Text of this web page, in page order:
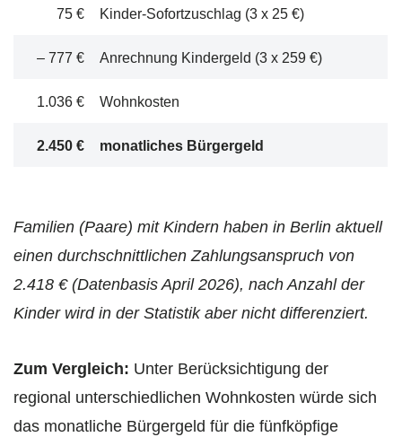
75 € Kinder-Sofortzuschlag (3 x 25 €)
– 777 € Anrechnung Kindergeld (3 x 259 €)
1.036 € Wohnkosten
2.450 € monatliches Bürgergeld
Familien (Paare) mit Kindern haben in Berlin aktuell
einen durchschnittlichen Zahlungsanspruch von
2.418 € (Datenbasis April 2026), nach Anzahl der
Kinder wird in der Statistik aber nicht differenziert.
Zum Vergleich: Unter Berücksichtigung der
regional unterschiedlichen Wohnkosten würde sich
das monatliche Bürgergeld für die fünfköpfige